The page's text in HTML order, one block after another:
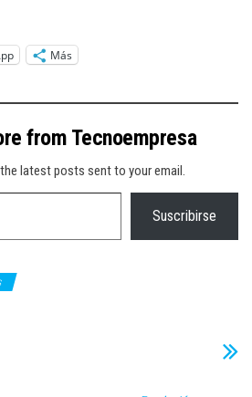
Más
from Tecnoempresa
latest posts sent to your email.
Suscribirse